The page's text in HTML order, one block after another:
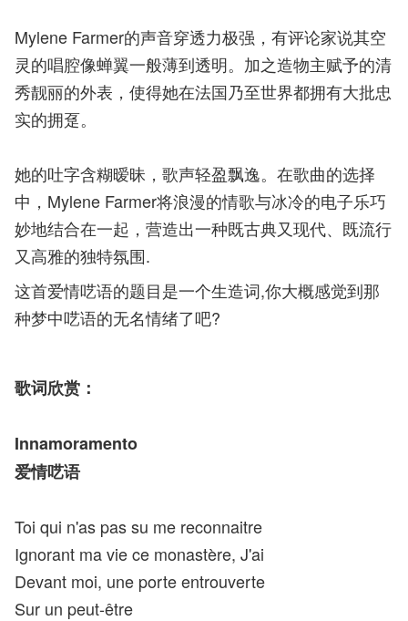
Mylene Farmer的声音穿透力极强，有评论家说其空
灵的唱腔像蝉翼一般薄到透明。加之造物主赋予的清
秀靓丽的外表，使得她在法国乃至世界都拥有大批忠
实的拥趸。
她的吐字含糊暧昧，歌声轻盈飘逸。在歌曲的选择
中，Mylene Farmer将浪漫的情歌与冰冷的电子乐巧
妙地结合在一起，营造出一种既古典又现代、既流行
又高雅的独特氛围.
这首爱情呓语的题目是一个生造词,你大概感觉到那
种梦中呓语的无名情绪了吧?
歌词欣赏：
Innamoramento
爱情呓语
Toi qui n'as pas su me reconnaitre
Ignorant ma vie ce monastère, J'ai
Devant moi, une porte entrouverte
Sur un peut-être